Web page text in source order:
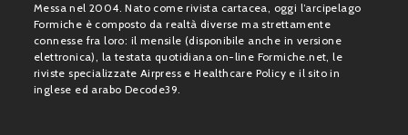
Messa nel 2004. Nato come rivista cartacea, oggi l’arcipelago
Formiche è composto da realtà diverse ma strettamente
connesse fra loro: il mensile (disponibile anche in versione
elettronica), la testata quotidiana on-line Formiche.net, le
riviste specializzate Airpress e Healthcare Policy e il sito in
inglese ed arabo Decode39.